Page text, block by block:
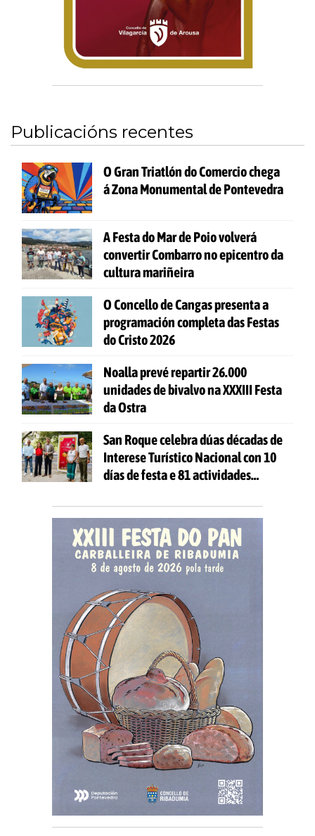
Publicacións recentes
O Gran Triatlón do Comercio chega
á Zona Monumental de Pontevedra
A Festa do Mar de Poio volverá
convertir Combarro no epicentro da
cultura mariñeira
O Concello de Cangas presenta a
programación completa das Festas
do Cristo 2026
Noalla prevé repartir 26.000
unidades de bivalvo na XXXIII Festa
da Ostra
San Roque celebra dúas décadas de
Interese Turístico Nacional con 10
días de festa e 81 actividades